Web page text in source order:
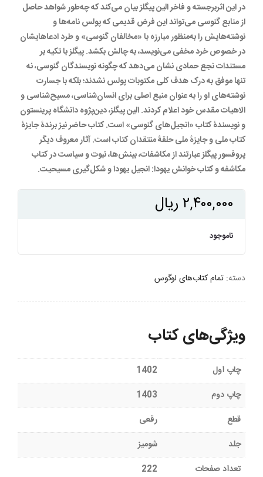
در این اثربرجسته و فاخر الین پیگلز بیان می‌کند که چه‌طور شواهد حاصل
از منابع گنوسی می‌تواند این فرض قدیمی که پولس نامه‌ها و
نوشته‌هایش را به‌منظور مبارزه با «مخالفان گنوسی» و طرد ادعاهایشان
در خصوص خرد مخفی می‌نویسد، به چالش بکشد. پیگلز با تکیه بر
مستندات نجع حمادی نشان می‌دهد که چگونه نویسندگان گنوسی، نه
تنها موفق به درک هدف کلی مکتوبات پولس نشدند؛ بلکه با جسارت
نوشته‌های او را به عنوان منبع اصلی برای انسان‌شناسی، مسیح‌شناسی و
الاهیات مقدس خود اعلام کردند. الین پیگلز، دین‌پژوه دانشگاه پرینستون
و نویسندۀ کتاب «انجیل‌های گنوسی» است. کتاب حاضر نیز برندۀ جایزۀ
کتاب ملی و جایزۀ ملی حلقۀ منتقدان کتاب است. آثار معروف دیگر
پروفسور پیگلز عبارتند از مکاشفات، بینش‌ها، نبوت و سیاست در کتاب
مکاشفه و کتاب خوانش یهودا: انجیل یهودا و شکل‌گیری مسیحیت.
۲,۴۰۰,۰۰۰ریال
ناموجود
دسته: تمام کتاب‌های لوگوس
ویژگی‌های کتاب
چاپ اول
1402
چاپ دوم
1403
قطع
رقعی
جلد
شومیز
تعداد صفحات
222